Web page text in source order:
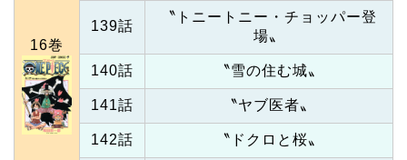
16巻
139話
〝トニートニー・チョッパー登
場〟
140話 〝雪の住む城〟
141話 〝ヤブ医者〟
142話 〝ドクロと桜〟